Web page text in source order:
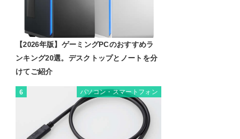
【2026年版】ゲーミングPCのおすすめラ
ンキング20選。デスクトップとノートを分
けてご紹介
6 パソコン・スマートフォン